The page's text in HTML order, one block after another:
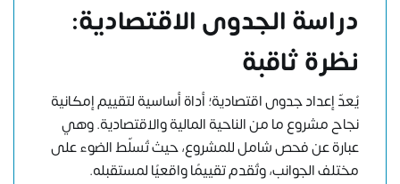
دراسة الجدوى الاقتصادية:
نظرة ثاقبة
يُعدّ إعداد جدوى اقتصادية؛ أداة أساسية لتقييم إمكانية
نجاح مشروعما من الناحية المالية والاقتصادية. وهي
عبارة عن فحص شامل للمشروع، حيث تُسلّط الضوء على
مختلف الجوانب، وتُقدم تقييمًا واقعيًا لمستقبله.